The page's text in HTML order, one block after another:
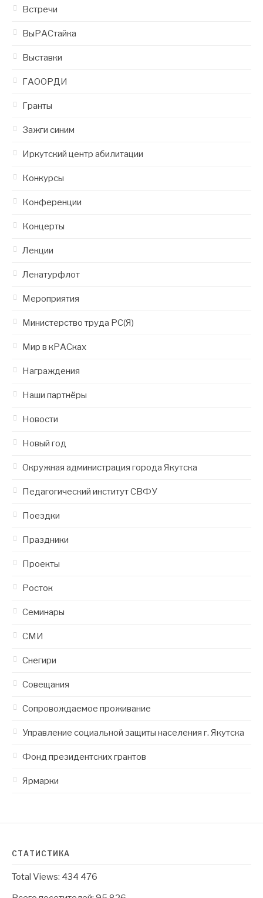
Встречи
ВыРАСтайка
Выставки
ГАООРДИ
Гранты
Зажги синим
Иркутский центр абилитации
Конкурсы
Конференции
Концерты
Лекции
Ленатурфлот
Мероприятия
Министерство труда РС(Я)
Мир в кРАСках
Награждения
Наши партнёры
Новости
Новый год
Окружная администрация города Якутска
Педагогический институт СВФУ
Поездки
Праздники
Проекты
Росток
Семинары
СМИ
Снегири
Совещания
Сопровождаемое проживание
Управление социальной защиты населения г. Якутска
Фонд президентских грантов
Ярмарки
СТАТИСТИКА
Total Views: 434 476